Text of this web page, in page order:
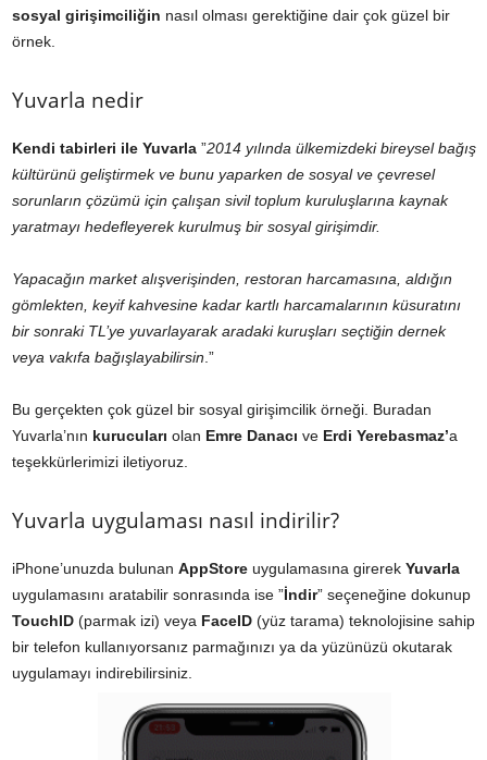
sosyal girişimciliğin nasıl olması gerektiğine dair çok güzel bir
örnek.
Yuvarla nedir
Kendi tabirleri ile Yuvarla ”2014 yılında ülkemizdeki bireysel bağış
kültürünü geliştirmek ve bunu yaparken de sosyal ve çevresel
sorunların çözümü için çalışan sivil toplum kuruluşlarına kaynak
yaratmayı hedefleyerek kurulmuş bir sosyal girişimdir.
Yapacağın market alışverişinden, restoran harcamasına, aldığın
gömlekten, keyif kahvesine kadar kartlı harcamalarının küsuratını
bir sonraki TL’ye yuvarlayarak aradaki kuruşları seçtiğin dernek
veya vakıfa bağışlayabilirsin .”
Bu gerçekten çok güzel bir sosyal girişimcilik örneği. Buradan
Yuvarla’nın kurucuları olan Emre Danacı ve Erdi Yerebasmaz’a
teşekkürlerimizi iletiyoruz.
Yuvarla uygulaması nasıl indirilir?
iPhone’unuzda bulunan AppStore uygulamasına girerek Yuvarla
uygulamasını aratabilir sonrasında ise ”İndir” seçeneğine dokunup
TouchID (parmak izi) veya FaceID (yüz tarama) teknolojisine sahip
bir telefon kullanıyorsanız parmağınızı ya da yüzünüzü okutarak
uygulamayı indirebilirsiniz.